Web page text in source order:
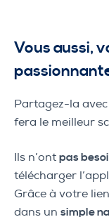
Vous aussi,
Partagez-la
fera le meilleur
Ils n’ont pas
télécharger
Grâce à votre
dans un simple